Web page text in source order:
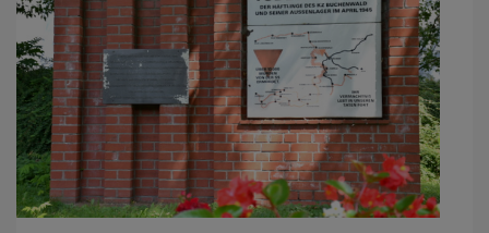
Anbieter
Zweck
Marketing/Tracking
Cookie Name
_osm_totp_token
Cookie Laufzeit
Name
Cookies die bei der Verwendung von
OpenWeatherAPI gesetzt werden